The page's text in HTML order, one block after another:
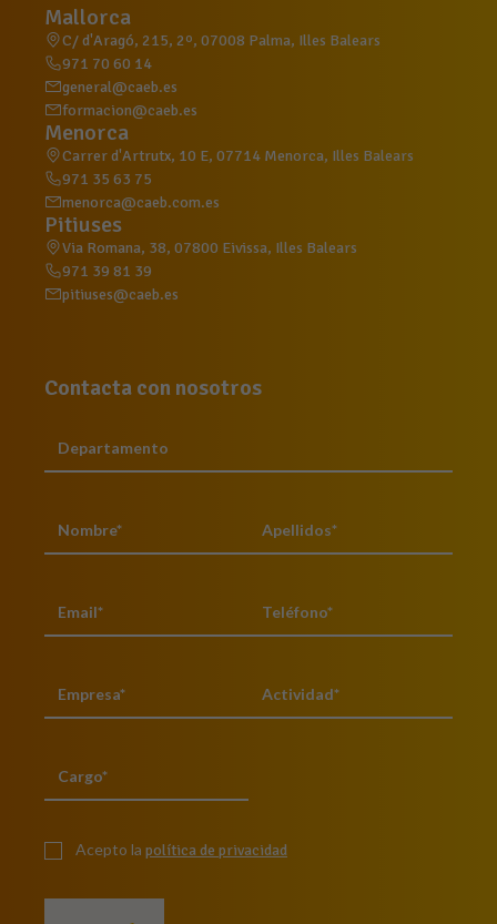
Mallorca
C/ d'Aragó, 215, 2º, 07008 Palma, Illes Balears
971 70 60 14
general@caeb.es
formacion@caeb.es
Menorca
Carrer d'Artrutx, 10 E, 07714 Menorca, Illes Balears
971 35 63 75
menorca@caeb.com.es
Pitiuses
Via Romana, 38, 07800 Eivissa, Illes Balears
971 39 81 39
pitiuses@caeb.es
Contacta con nosotros
Acepto la política de privacidad